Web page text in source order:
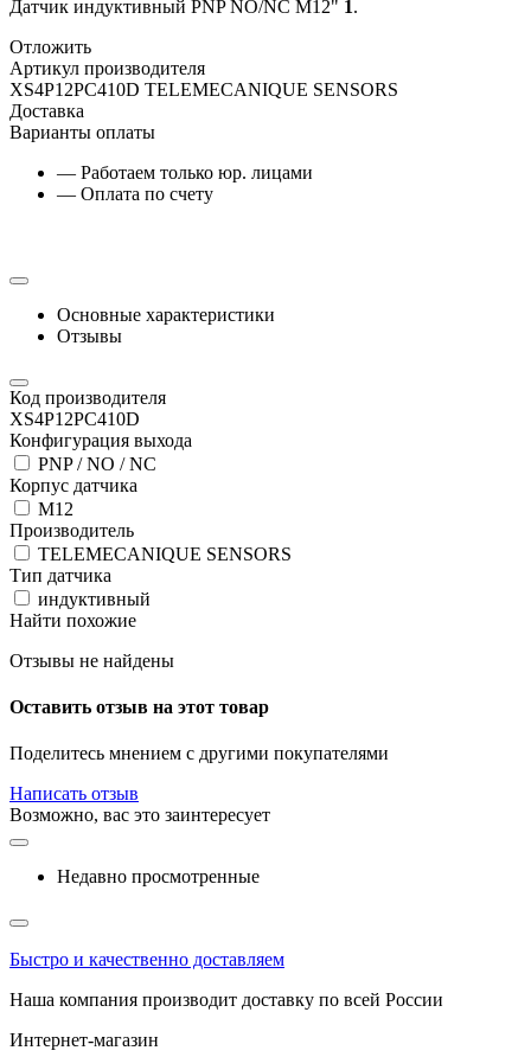
Датчик индуктивный PNP NO/NC M12" 1.
Отложить
Артикул производителя
XS4P12PC410D TELEMECANIQUE SENSORS
Доставка
Варианты оплаты
— Работаем только юр. лицами
— Оплата по счету
Основные характеристики
Отзывы
Код производителя
XS4P12PC410D
Конфигурация выхода
PNP / NO / NC
Корпус датчика
М12
Производитель
TELEMECANIQUE SENSORS
Тип датчика
индуктивный
Найти похожие
Отзывы не найдены
Оставить отзыв на этот товар
Поделитесь мнением с другими покупателями
Написать отзыв
Возможно, вас это заинтересует
Недавно просмотренные
Быстро и качественно доставляем
Наша компания производит доставку по всей России
Интернет-магазин